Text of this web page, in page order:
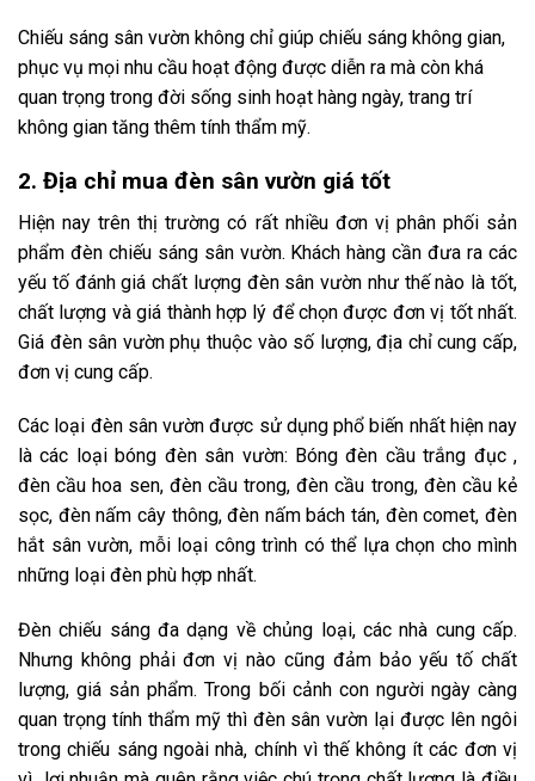
Chiếu sáng sân vườn không chỉ giúp chiếu sáng không gian,
phục vụ mọi nhu cầu hoạt động được diễn ra mà còn khá
quan trọng trong đời sống sinh hoạt hàng ngày, trang trí
không gian tăng thêm tính thẩm mỹ.
2. Địa chỉ mua đèn sân vườn giá tốt
Hiện nay trên thị trường có rất nhiều đơn vị phân phối sản
phẩm đèn chiếu sáng sân vườn. Khách hàng cần đưa ra các
yếu tố đánh giá chất lượng đèn sân vườn như thế nào là tốt,
chất lượng và giá thành hợp lý để chọn được đơn vị tốt nhất.
Giá đèn sân vườn phụ thuộc vào số lượng, địa chỉ cung cấp,
đơn vị cung cấp.
Các loại đèn sân vườn được sử dụng phổ biến nhất hiện nay
là các loại bóng đèn sân vườn: Bóng đèn cầu trắng đục ,
đèn cầu hoa sen, đèn cầu trong, đèn cầu trong, đèn cầu kẻ
sọc, đèn nấm cây thông, đèn nấm bách tán, đèn comet, đèn
hắt sân vườn, mỗi loại công trình có thể lựa chọn cho mình
những loại đèn phù hợp nhất.
Đèn chiếu sáng đa dạng về chủng loại, các nhà cung cấp.
Nhưng không phải đơn vị nào cũng đảm bảo yếu tố chất
lượng, giá sản phẩm. Trong bối cảnh con người ngày càng
quan trọng tính thẩm mỹ thì đèn sân vườn lại được lên ngôi
trong chiếu sáng ngoài nhà, chính vì thế không ít các đơn vị